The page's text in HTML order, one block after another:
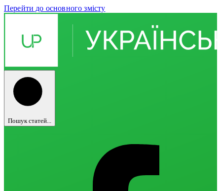
Перейти до основного змісту
Пошук статей...